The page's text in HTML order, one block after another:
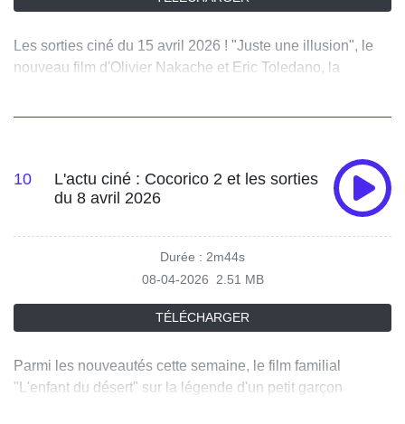
Les sorties ciné du 15 avril 2026 ! "Juste une illusion", le
nouveau film d'Olivier Nakache et Eric Toledano, la
10
L'actu ciné : Cocorico 2 et les sorties
du 8 avril 2026
Durée : 2m44s
08-04-2026
2.51 MB
TÉLÉCHARGER
Parmi les nouveautés cette semaine, le film familial
"L'enfant du désert" sur la légende d'un petit garçon